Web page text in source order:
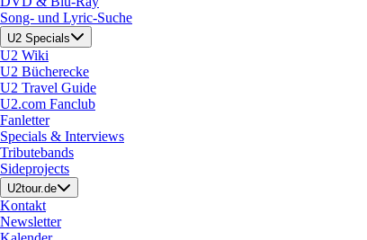
Song- und Lyric-Suche
U2 Specials
U2 Wiki
U2 Bücherecke
U2 Travel Guide
U2.com Fanclub
Fanletter
Specials & Interviews
Tributebands
Sideprojects
U2tour.de
Kontakt
Newsletter